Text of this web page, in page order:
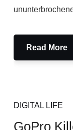
Read More
DIGITAL LIFE
GoPro